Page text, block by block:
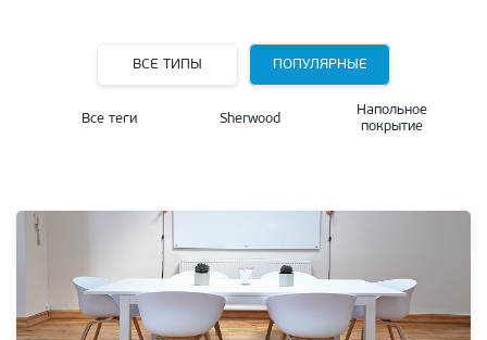
ВСЕ ТИПЫ ПОПУЛЯРНЫЕ
Все теги Sherwood
Напольное
покрытие